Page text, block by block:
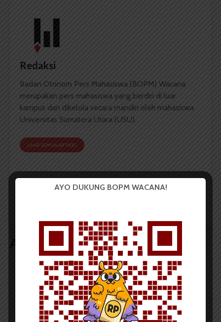
Redaksi
Badan Otonom Pers Mahasiswa (BOPM) Wacana
merupakan pers mahasiswa yang berdiri di luar
kampus dan dikelola secara mandiri oleh mahasiswa
Universitas Sumatera Utara (USU).
LIHAT SEMUA ARTIKEL
Jokowi: Narkoba Sudah
Media Online Tanpa
Artikel terkait lain
BERITA KOTA
KontraS Sumut Catat 31 Kasus
Penyiksaan di Sumut Selama
AYO DUKUNG BOPM WACANA!